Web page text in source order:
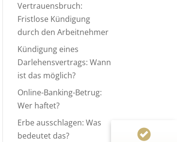
Vertrauensbruch:
Fristlose Kündigung
durch den Arbeitnehmer
Kündigung eines
Darlehensvertrags: Wann
ist das möglich?
Online-Banking-Betrug:
Wer haftet?
Erbe ausschlagen: Was
bedeutet das?
Anwaltskanzlei Heinemann & Rummel GbR
SEHR GUT
4,94 / 5,00
Bewertungen auf
ProvenExpert.com
124
Bewertungen von 1
anderen Quelle